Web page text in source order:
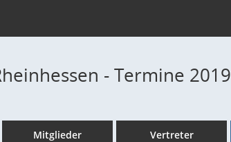
- Termine 2019
Mitglieder Vertreter